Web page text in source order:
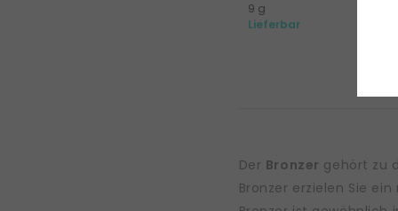
9 g
Lieferbar
101.85
Der Bronzer gehört zu
Bronzer erzielen Sie